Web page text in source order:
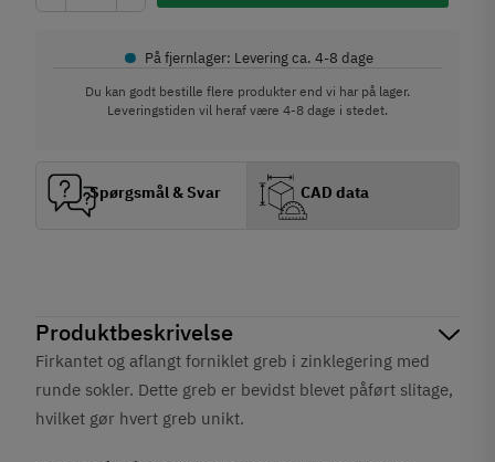
Produktbeskrivelse
Firkantet og aflangt forniklet greb i zinklegering med
runde sokler. Dette greb er bevidst blevet påført slitage,
hvilket gør hvert greb unikt.
• På fjernlager: Levering ca. 4-8 dage
Du kan godt bestille flere produkter end vi har på lager.
Leveringstiden vil heraf være 4-8 dage i stedet.
Spørgsmål & Svar CAD data